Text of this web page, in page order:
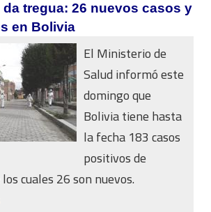
tregua: 26 nuevos casos y
en Bolivia
El Ministerio de
Salud informó este
domingo que
Bolivia tiene hasta
la fecha 183 casos
positivos de
cuales 26 son nuevos.